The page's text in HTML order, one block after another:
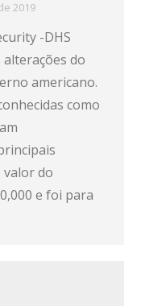
2019
-DHS
alterações do
americano.
como
valor do
e foi para